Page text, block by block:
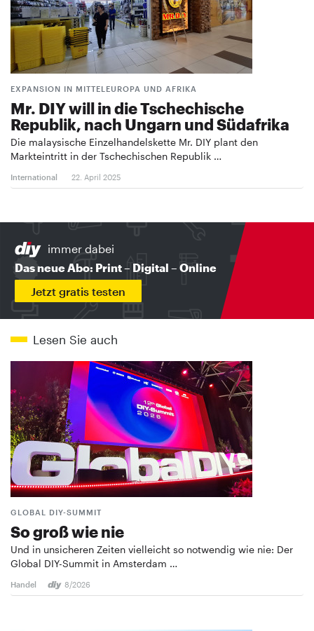
EXPANSION IN MITTELEUROPA UND AFRIKA
Mr. DIY will in die Tschechische
Republik, nach Ungarn und Südafrika
Die malaysische Einzelhandelskette Mr. DIY plant den
Markteintritt in der Tschechischen Republik …
International 22. April 2025
immer dabei
Das neue Abo: Print – Digital – Online
Jetzt gratis testen
Lesen Sie auch
GLOBAL DIY-SUMMIT
So groß wie nie
Und in unsicheren Zeiten vielleicht so notwendig wie nie: Der
Global DIY-Summit in Amsterdam …
Handel 8/2026